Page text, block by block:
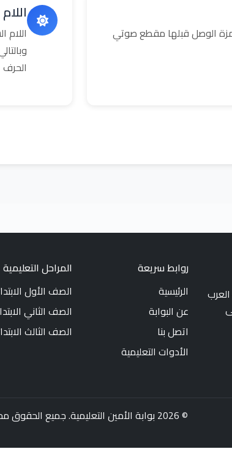
الوصل قبلها مقطع صوتي
روابط سريعة
الرئيسية
عن البوابة
اتصل بنا
الأدوات التعليمية
المراحل التعليمية
الصف الأول
الصف الثاني
الصف الثالث
© 2026 بوابة الأمين التعليمية. جميع الحقوق محفوظة.